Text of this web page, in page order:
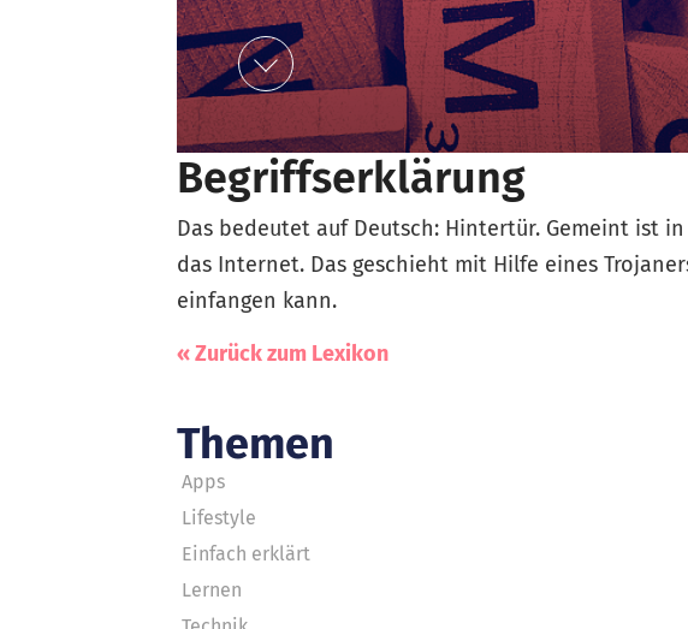
Begriffserklärung
Das bedeutet auf Deutsch: Hintertür. Gemeint ist
das Internet. Das geschieht mit Hilfe eines
einfangen kann.
« Zurück zum Lexikon
Themen
Apps
Lifestyle
Einfach erklärt
Lernen